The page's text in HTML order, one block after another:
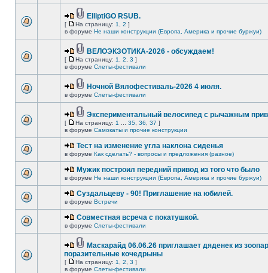
ElliptiGO RSUB.
[ На страницу: 1 2 ]
в форуме Не наши конструкции (Европа, Америка и прочие буржуи)
ВЕЛОЭКЗОТИКА-2026 - обсуждаем!
[ На страницу: 1 2 3 ]
в форуме Слеты-фестивали
Ночной Вялофестиваль-2026 4 июля.
в форуме Слеты-фестивали
Экспериментальный велосипед с рычажным
[ На страницу: 1 35 36 37 ]
в форуме Самокаты и прочие конструкции
Тест на изменение угла наклона сиденья
в форуме Как сделать? - вопросы и предложения (разное)
Мужик построил передний привод из того что было
в форуме Не наши конструкции (Европа, Америка и прочие буржуи)
Суздальцеву - 90! Приглашение на юбилей.
в форуме Встречи
Совместная всреча с покатушкой.
в форуме Слеты-фестивали
Маскарайд 06.06.26 приглашает дяденек из
поразительные кочедрыны
[ На страницу: 1 2 3 ]
в форуме Слеты-фестивали